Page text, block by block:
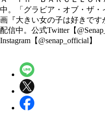
中。「グラビア・オブ・ザ
画『大きい女の子は好きで
配信中。公式Twitter【
Instagram【@senap_official】